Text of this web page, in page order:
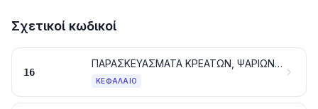
Σχετικοί κωδικοί
16
ΠΑΡΑΣΚΕΥΑΣΜΑΤΑ ΚΡΕΑΤΩΝ, ΨΑΡΙΩΝ Ή ΜΑΛΑΚΟΣΤΡΑΚΩΝ, ΜΑΛΑΚΙΩΝ Ή ΑΛΛΩΝ ΑΣΠΟΝΔΥΛΩΝ ΥΔΡΟΒΙΩΝ Ή ΕΝΤΟΜΩΝ
ΚΕΦΆΛΑΙΟ